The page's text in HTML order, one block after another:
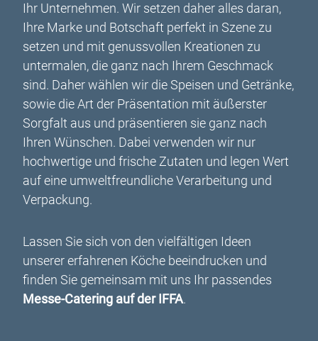
Ihr Unternehmen. Wir setzen daher alles daran,
Ihre Marke und Botschaft perfekt in Szene zu
setzen und mit genussvollen Kreationen zu
untermalen, die ganz nach Ihrem Geschmack
sind. Daher wählen wir die Speisen und Getränke,
sowie die Art der Präsentation mit äußerster
Sorgfalt aus und präsentieren sie ganz nach
Ihren Wünschen. Dabei verwenden wir nur
hochwertige und frische Zutaten und legen Wert
auf eine umweltfreundliche Verarbeitung und
Verpackung.
Lassen Sie sich von den vielfältigen Ideen
unserer erfahrenen Köche beeindrucken und
finden Sie gemeinsam mit uns Ihr passendes
Messe-Catering auf der IFFA.